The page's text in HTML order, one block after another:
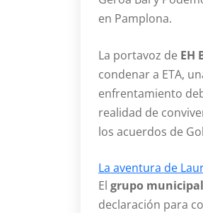
en Pamplona.
La portavoz de EH
condenar a ETA,
enfrentamiento
realidad de
los acuerdos de
La aventura de
El grupo municipal
declaración para